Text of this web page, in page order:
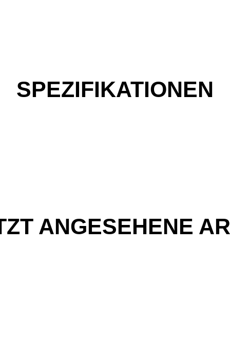
SPEZIFIKATIONEN
ANGESEHENE